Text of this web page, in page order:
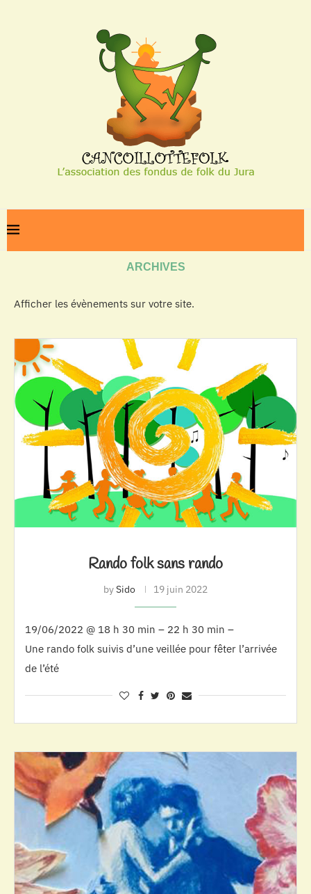
ARCHIVES
Afficher les évènements sur votre site.
Rando folk sans rando
bySido 19 juin 2022
19/06/2022 @ 18 h 30 min – 22 h 30 min –
Une rando folk suivis d’une veillée pour fêter l’arrivée
de l’été